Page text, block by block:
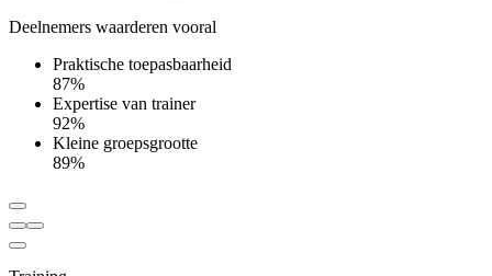
Deelnemers waarderen vooral
Praktische toepasbaarheid
87%
Expertise van trainer
92%
Kleine groepsgrootte
89%